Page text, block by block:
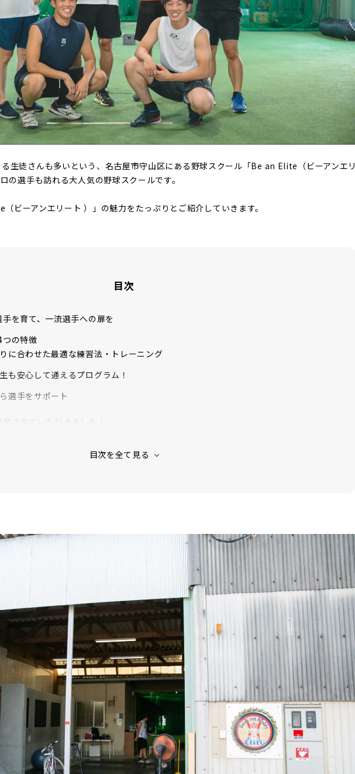
生徒さんも多いという、名古屋市守山区にある野球スクール「Be an Elite（ビーアンエリ
の選手も訪れる大人気の野球スクールです。
ビーアンエリート ）」の魅力をたっぷりとご紹介していきます。
目次
を育て、一流選手への扉を
の特徴
に合わせた最適な練習法・トレーニング
も安心して通えるプログラム！
選手をサポート
させていただきました！